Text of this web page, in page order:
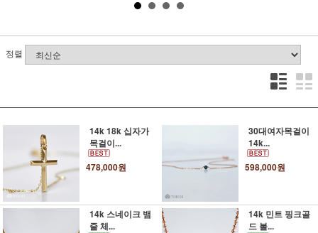
정렬
14k 18k 십자가
목걸이...
478,000원
30대여자목걸이
14k...
598,000원
14k 스네이크 뱀
줄 체...
14k 민트 핑크골
드 볼...